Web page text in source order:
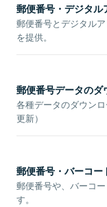
郵便番号・デジタル
郵便番号とデジタル
を提供。
郵便番号データのダ
各種データのダウン
更新）
郵便番号・バーコー
郵便番号や、バーコ
す。